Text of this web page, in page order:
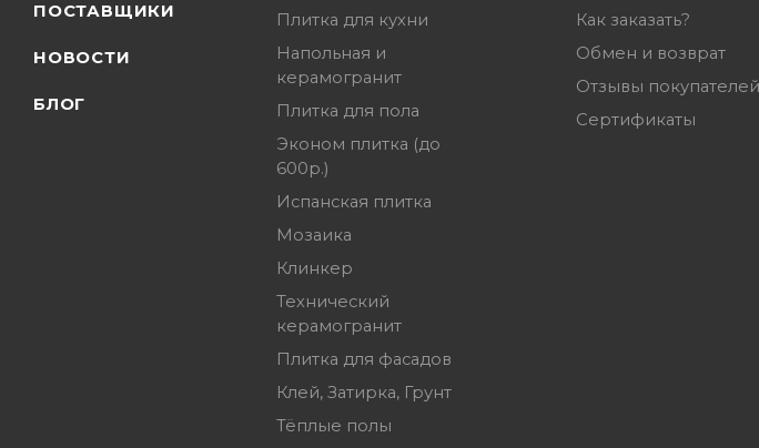
ПОСТАВЩИКИ
НОВОСТИ
БЛОГ
Плитка для кухни
Напольная и
керамогранит
Плитка для пола
Эконом плитка (до
600р.)
Испанская плитка
Мозаика
Клинкер
Технический
керамогранит
Плитка для фасадов
Клей, Затирка, Грунт
Тёплые полы
Как заказать?
Обмен и возврат
Отзывы покупателей
Сертификаты